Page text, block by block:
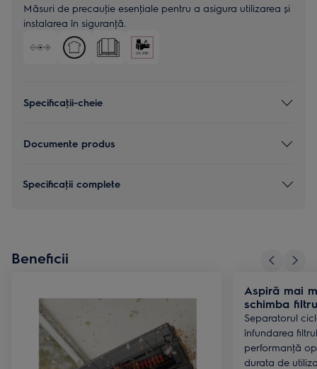
Măsuri de precauţie esenţiale pentru a asigura utilizarea și
instalarea în siguranţă.
Specificaţii-cheie
Documente produs
Specificaţii complete
Beneficii
Aspiră mai
schimba
Separatorul
înfundarea
performanţă
durata de